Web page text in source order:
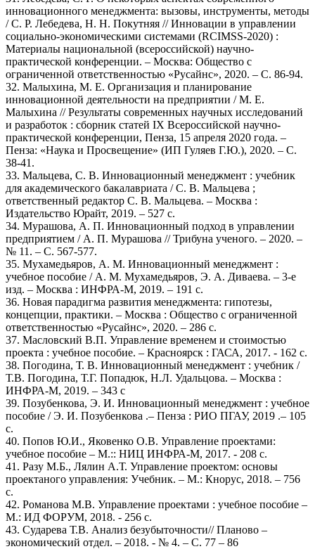
инновационного менеджмента: вызовы, инструменты, методы
/ С. Р. Лебедева, Н. Н. Покутняя // Инновации в управлении
социально-экономическими системами (RCIMSS-2020) :
Материалы национальной (всероссийской) научно-
практической конференции. – Москва: Общество с
ограниченной ответственностью «Русайнс», 2020. – С. 86-94.
32. Малыхина, М. Е. Организация и планирование
инновационной деятельности на предприятии / М. Е.
Малыхина // Результаты современных научных исследований
и разработок : сборник статей IX Всероссийской научно-
практической конференции, Пенза, 15 апреля 2020 года. –
Пенза: «Наука и Просвещение» (ИП Гуляев Г.Ю.), 2020. – С.
38-41.
33. Мальцева, С. В. Инновационный менеджмент : учебник
для академического бакалавриата / С. В. Мальцева ;
ответственный редактор С. В. Мальцева. – Москва :
Издательство Юрайт, 2019. – 527 с.
34. Мурашова, А. П. Инновационный подход в управлении
предприятием / А. П. Мурашова // Трибуна ученого. – 2020. –
№ 11. – С. 567-577.
35. Мухамедьяров, А. М. Инновационный менеджмент :
учебное пособие / А. М. Мухамедьяров, Э. А. Диваева. – 3-е
изд. – Москва : ИНФРА-М, 2019. – 191 с.
36. Новая парадигма развития менеджмента: гипотезы,
концепции, практики. – Москва : Общество с ограниченной
ответственностью «Русайнс», 2020. – 286 с.
37. Масловский В.П. Управление временем и стоимостью
проекта : учебное пособие. – Красноярск : ГАСА, 2017. - 162 с.
38. Погодина, Т. В. Инновационный менеджмент : учебник /
Т.В. Погодина, Т.Г. Попадюк, Н.Л. Удальцова. – Москва :
ИНФРА-М, 2019. – 343 с
39. Позубенкова, Э. И. Инновационный менеджмент : учебное
пособие / Э. И. Позубенкова .– Пенза : РИО ПГАУ, 2019 .– 105
с.
40. Попов Ю.И., Яковенко О.В. Управление проектами:
учебное пособие – М.:: НИЦ ИНФРА-М, 2017. - 208 c.
41. Разу М.Б., Лялин А.Т. Управление проектом: основы
проектаного управления: Учебник. – М.: Кнорус, 2018. – 756
с.
42. Романова М.В. Управление проектами : учебное пособие –
М.: ИД ФОРУМ, 2018. - 256 c.
43. Сударева Т.В. Анализ безубыточности// Планово –
экономический отдел. – 2018. - № 4. – С. 77 – 86